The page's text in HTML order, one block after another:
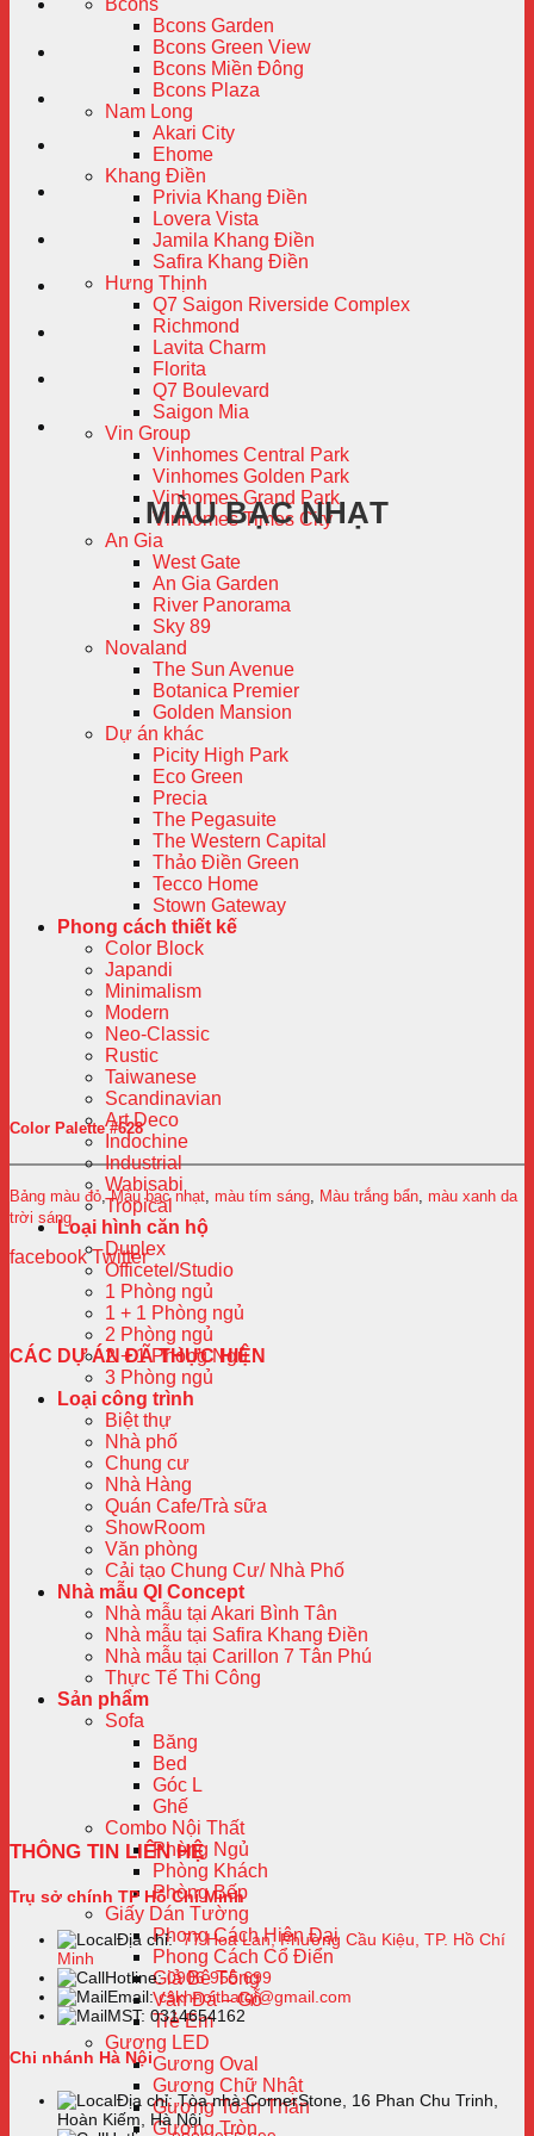
Bcons
Bcons Garden
Bcons Green View
Bcons Miền Đông
Bcons Plaza
Nam Long
Akari City
Ehome
Khang Điền
Privia Khang Điền
Lovera Vista
Jamila Khang Điền
Safira Khang Điền
Hưng Thịnh
Q7 Saigon Riverside Complex
Richmond
Lavita Charm
Florita
Q7 Boulevard
Saigon Mia
Vin Group
Vinhomes Central Park
Vinhomes Golden Park
Vinhomes Grand Park
Vinhomes Times City
An Gia
West Gate
An Gia Garden
River Panorama
Sky 89
Novaland
The Sun Avenue
Botanica Premier
Golden Mansion
Dự án khác
Picity High Park
Eco Green
Precia
The Pegasuite
The Western Capital
Thảo Điền Green
Tecco Home
Stown Gateway
Phong cách thiết kế
Color Block
Japandi
Minimalism
Modern
Neo-Classic
Rustic
Taiwanese
Scandinavian
Art Deco
Indochine
Industrial
Wabisabi
Tropical
Loại hình căn hộ
Duplex
Officetel/Studio
1 Phòng ngủ
1 + 1 Phòng ngủ
2 Phòng ngủ
2 + 1 Phòng Ngủ
3 Phòng ngủ
Loại công trình
Biệt thự
Nhà phố
Chung cư
Nhà Hàng
Quán Cafe/Trà sữa
ShowRoom
Văn phòng
Cải tạo Chung Cư/ Nhà Phố
Nhà mẫu QI Concept
Nhà mẫu tại Akari Bình Tân
Nhà mẫu tại Safira Khang Điền
Nhà mẫu tại Carillon 7 Tân Phú
Thực Tế Thi Công
Sản phẩm
Sofa
Băng
Bed
Góc L
Ghế
Combo Nội Thất
Phòng Ngủ
Phòng Khách
Phòng Bếp
Giấy Dán Tường
Phong Cách Hiện Đại
Phong Cách Cổ Điển
Giả Bê Tông
Vân Đá – Gỗ
Trẻ Em
Gương LED
Gương Oval
Gương Chữ Nhật
Gương Toàn Thân
Gương Tròn
MÀU BẠC NHẠT
Color Palette #628
Bảng màu đỏ ,Màu bạc nhạt màu tím sáng Màu trắng bẩn màu xanh da
trời sáng
facebook Twitter
CÁC DỰ ÁN ĐÃ THỰC HIỆN
THÔNG TIN LIÊN HỆ
Trụ sở chính TP Hồ Chí Minh
Địa chỉ:77 Hoa Lan, Phường Cầu Kiệu, TP. Hồ Chí
Minh
Hotline:0906 955 699
Email:cskhnoithatqi@gmail.com
MST: 0314654162
Chi nhánh Hà Nội
Địa chỉ: Tòa nhà CornerStone, 16 Phan Chu Trinh,
Hoàn Kiếm, Hà Nội